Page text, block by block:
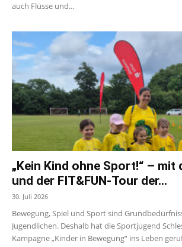
auch Flüsse und...
„Kein Kind ohne Sport!“ – mit
und der FIT&FUN-Tour der...
30. Juli 2026
Bewegung, Spiel und Sport sind
Jugendlichen. Deshalb hat die Sportjugend
Kampagne „Kinder in Bewegung“ ins Leben